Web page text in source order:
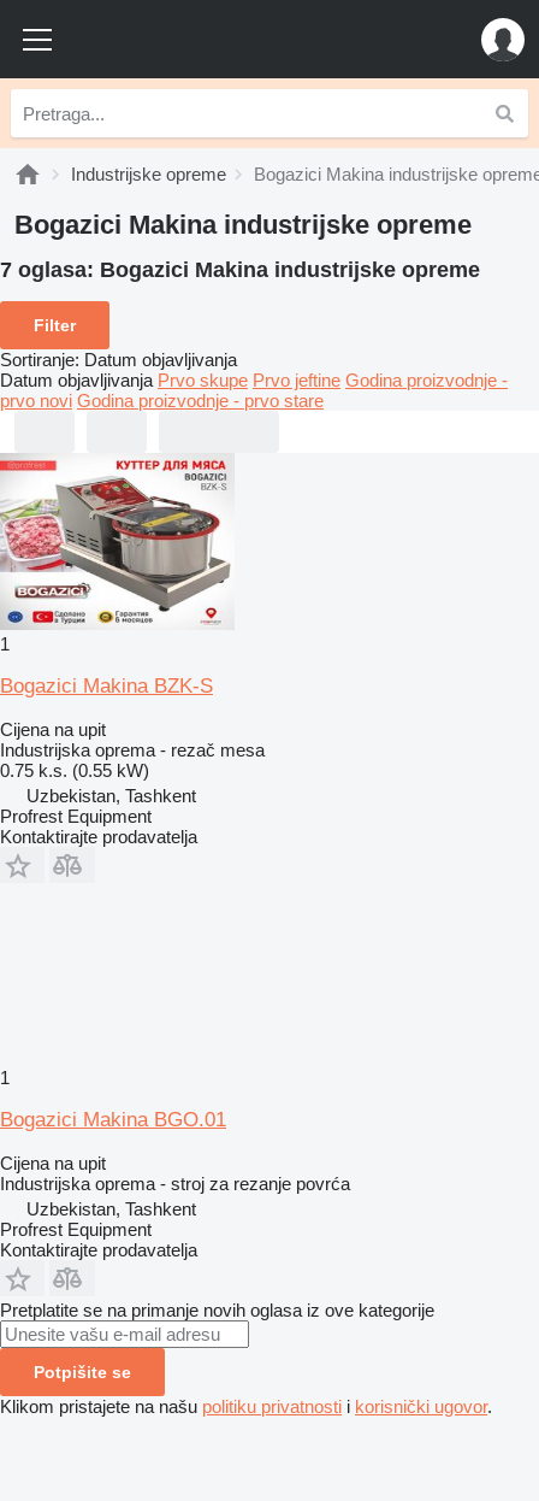
Industrijske opreme Bogazici Makina industrijske
Bogazici Makina industrijske opreme
7 oglasa: Bogazici Makina industrijske opreme
Filter
Sortiranje: Datum objavljivanja
Datum objavljivanja Prvo skupe Prvo jeftine Godina proizvodnje -
prvo novi Godina proizvodnje - prvo stare
1
Bogazici Makina BZK-S
Cijena na upit
Industrijska oprema - rezač mesa
0.75 k.s. (0.55 kW)
Uzbekistan, Tashkent
Profrest Equipment
Kontaktirajte prodavatelja
1
Bogazici Makina BGO.01
Cijena na upit
Industrijska oprema - stroj za rezanje povrća
Uzbekistan, Tashkent
Profrest Equipment
Kontaktirajte prodavatelja
Pretplatite se na primanje novih oglasa iz ove kategorije
Potpišite se
Klikom pristajete na našu politiku privatnosti i korisnički ugovor.